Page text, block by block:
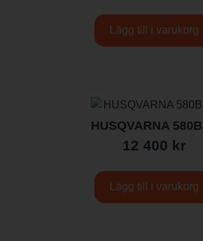
Lägg till i varukorg
HUSQVARNA
12 400 kr
Lägg till i varukorg